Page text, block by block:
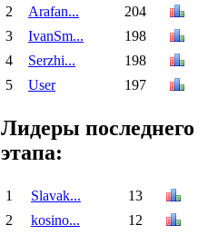
2
Arafan...
204
3
IvanSm...
198
4
Serzhi...
198
5
User 197
Лидеры последнего
этапа:
1 Slavak...
13
2
kosino...
12